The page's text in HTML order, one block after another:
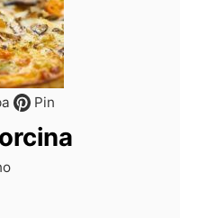
Pin